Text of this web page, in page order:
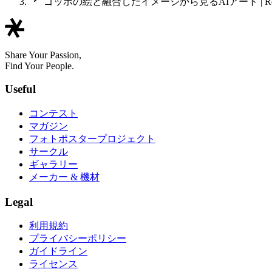
Share Your Passion,
Find Your People.
Useful
コンテスト
マガジン
フォトポスタープロジェクト
サークル
ギャラリー
メーカー & 機材
Legal
利用規約
プライバシーポリシー
ガイドライン
ライセンス